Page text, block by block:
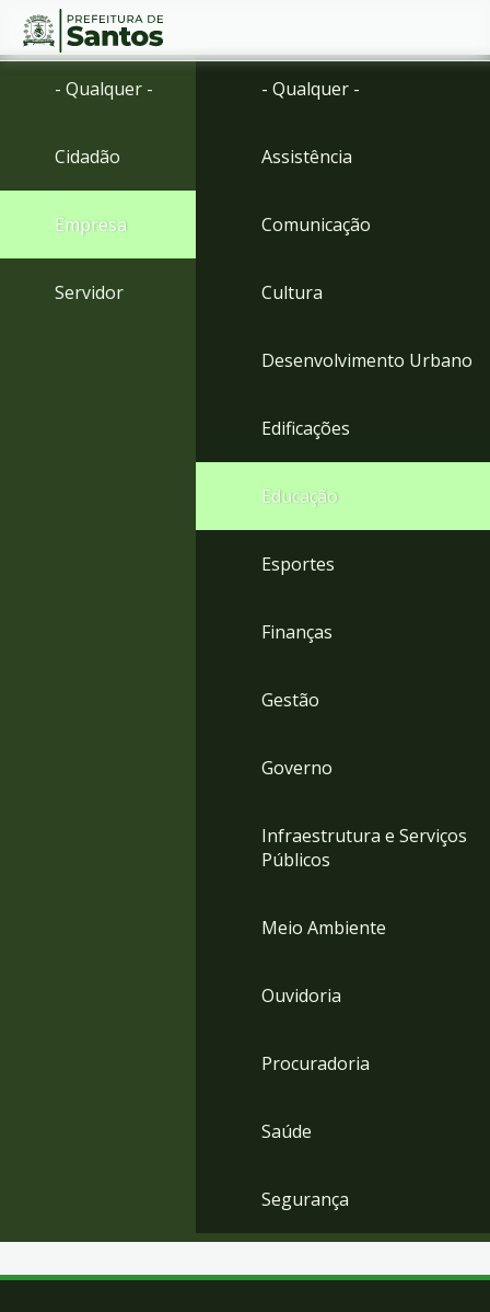
Ir
Ir
menu
Conteúdo
- Qualquer -
Cidadão
Empresa
Servidor
- Qualquer -
Assistência
Comunicação
Cultura
Desenvolvimento Urbano
Edificações
Educação
Esportes
Finanças
Gestão
Governo
Infraestrutura e Serviços
Públicos
Meio Ambiente
Ouvidoria
Procuradoria
Saúde
Segurança